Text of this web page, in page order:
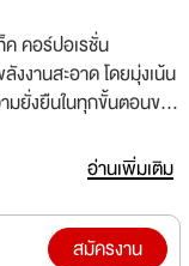
งานสะอาด โดยมุ่งเน้น
มยั่งยืนในทุกขั้นตอนของ
นทางเลือกอื่น ๆ เพื่อ
คุณค่าให้แก่ลูกค้าและ
อ่านเพิ่มเติม
สมัครงาน